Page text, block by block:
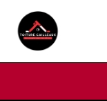
contenu